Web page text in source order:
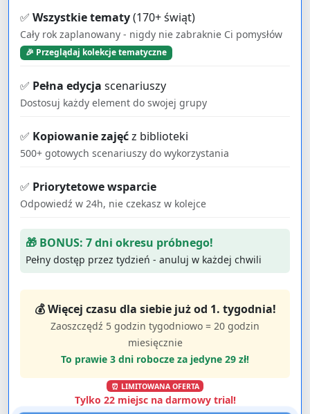
✅ Wszystkie tematy(170+ świąt)
Cały rok zaplanowany - nigdy nie zabraknie Ci pomysłów
🎉 Przeglądaj kolekcje tematyczne
✅ Pełna edycja scenariuszy
Dostosuj każdy element do swojej grupy
✅ Kopiowanie zajęćz biblioteki
500+ gotowych scenariuszy do wykorzystania
✅ Priorytetowe wsparcie
Odpowiedź w 24h, nie czekasz w kolejce
🎁 BONUS: 7 dni okresu próbnego!
Pełny dostęp przez tydzień - anuluj w każdej chwili
💰 Więcej czasu dla siebie już od 1. tygodnia!
Zaoszczędź 5 godzin tygodniowo = 20 godzin
miesięcznie
To prawie 3 dni robocze za jedyne 29 zł!
⏰ LIMITOWANA OFERTA
Tylko 22miejsc na darmowy trial!